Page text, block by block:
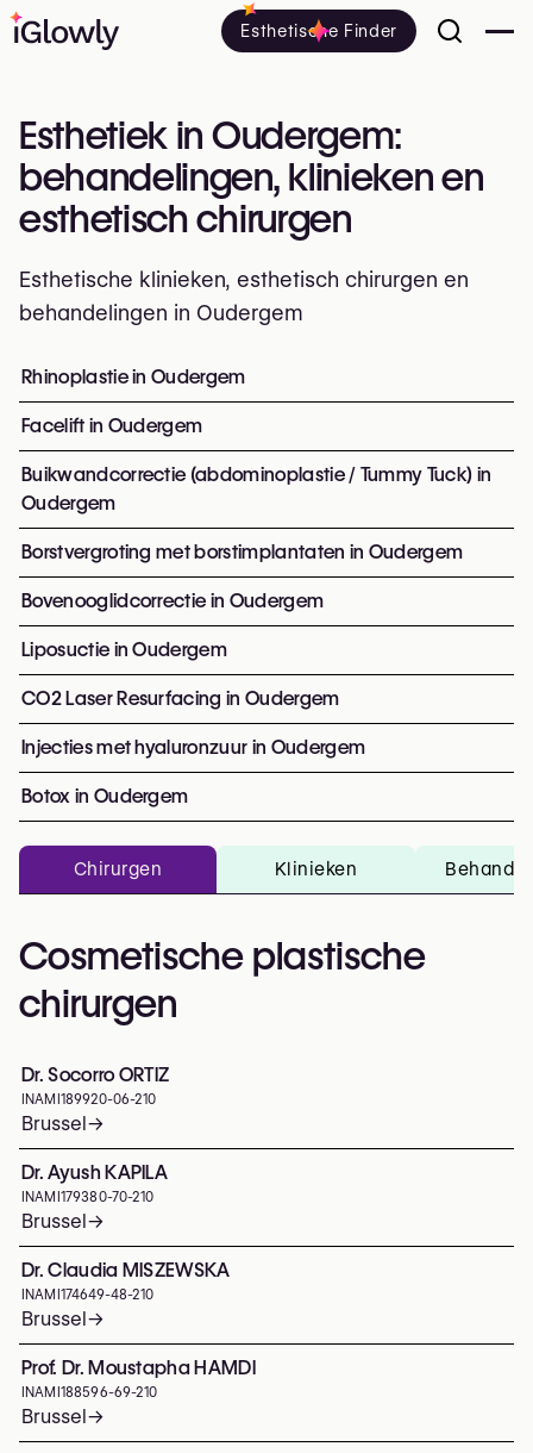
Esthetische Finder
Esthetiek in Oudergem:
behandelingen, klinieken en
esthetisch chirurgen
Esthetische klinieken, esthetisch chirurgen en
behandelingen in Oudergem
Alles over esthetiek in Oudergem: klinieken, esthetisch
Top ingrepen en
Rhinoplastie in Oudergem
Facelift in Oudergem
Buikwandcorrectie (abdominoplastie / Tummy Tuck) in
Oudergem
Borstvergroting met borstimplantaten in Oudergem
Bovenooglidcorrectie in Oudergem
Liposuctie in Oudergem
CO2 Laser Resurfacing in Oudergem
Injecties met hyaluronzuur in Oudergem
Botox in Oudergem
Chirurgen Klinieken
Cosmetische plastische
chirurgen
Dr. Socorro ORTIZ
INAMI 189920-06-210
Brussel→
Dr. Ayush KAPILA
INAMI 179380-70-210
Brussel→
Dr. Claudia MISZEWSKA
INAMI 174649-48-210
Brussel→
Prof. Dr. Moustapha HAMDI
INAMI 188596-69-210
Brussel→